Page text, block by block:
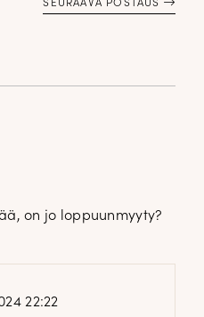
SEURAAVA POSTAUS
on jo loppuunmyyty?
22:22